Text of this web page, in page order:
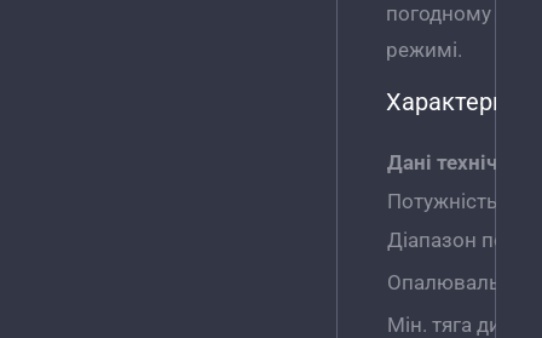
погодному
режимі.
Дані технічні
Потужність
Діапазон
Опалювальна
Мін. тяга